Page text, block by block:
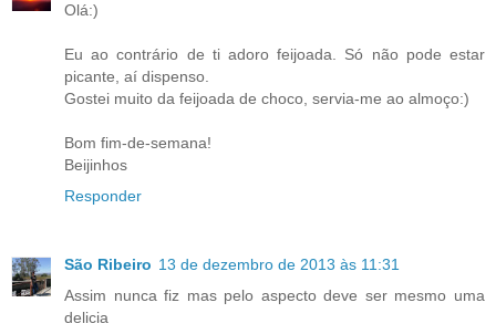
Olá:)
Eu ao contrário de ti adoro feijoada. Só não pode estar
picante, aí dispenso.
Gostei muito da feijoada de choco, servia-me ao almoço:)
Bom fim-de-semana!
Beijinhos
Responder
São Ribeiro 13 de dezembro de 2013 às 11:31
Assim nunca fiz mas pelo aspecto deve ser mesmo uma
delicia